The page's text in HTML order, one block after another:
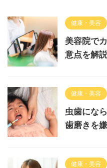
健康・美容
美容院で
意点を解説
健康・美容
虫歯にな
歯磨きを
健康・美容